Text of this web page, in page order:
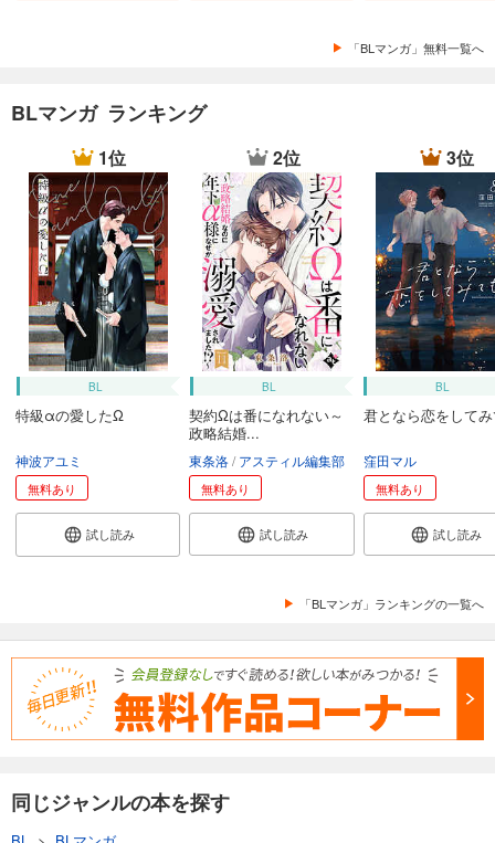
「BLマンガ」無料一覧へ
BLマンガ ランキング
1位
BL
特級αの愛したΩ
神波アユミ
無料あり
試し読み
2位
BL
契約Ωは番になれない～
政略結婚...
東条洛 アスティル編集部
無料あり
試し読み
3位
BL
君となら恋をして
窪田マル
無料あり
試し読み
「BLマンガ」ランキングの一覧へ
同じジャンルの本を探す